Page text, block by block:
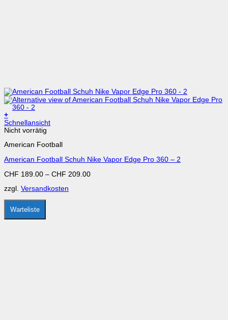
+
Dieses
Produkt
mehrere
auf.
Optionen
auf
der
Produktseite
gewählt
werden
Schnellansicht
Nicht vorrätig
American Football
American Football Schuh Nike Vapor Edge Pro 360 – 2
CHF 189.00 – CHF 209.00
zzgl. Versandkosten
Warteliste